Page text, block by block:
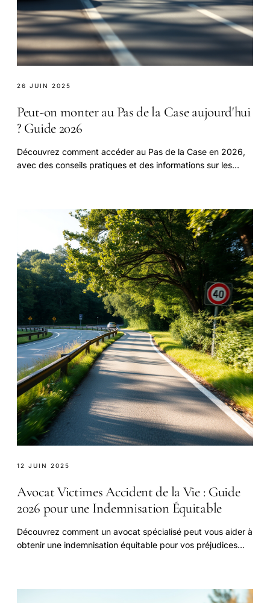
26 JUIN 2025
Peut-on monter au Pas de la Case aujourd'hui
? Guide 2026
Découvrez comment accéder au Pas de la Case en 2026,
avec des conseils pratiques et des informations sur les
12 JUIN 2025
Avocat Victimes Accident de la Vie : Guide
2026 pour une Indemnisation Équitable
Découvrez comment un avocat spécialisé peut vous aider à
obtenir une indemnisation équitable pour vos préjudices